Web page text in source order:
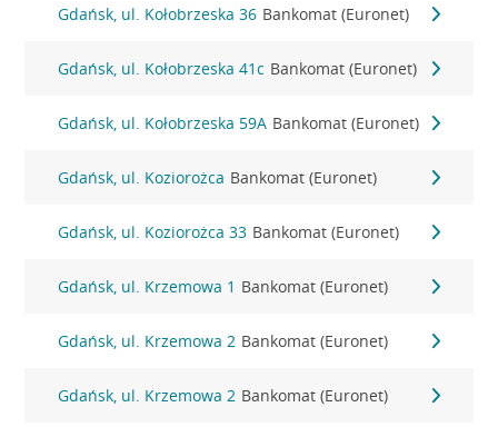
Gdańsk, ul. Kołobrzeska 36 Bankomat (Euronet)
Gdańsk, ul. Kołobrzeska 41c Bankomat (Euronet)
Gdańsk, ul. Kołobrzeska 59A Bankomat (Euronet)
Gdańsk, ul. Koziorożca Bankomat (Euronet)
Gdańsk, ul. Koziorożca 33 Bankomat (Euronet)
Gdańsk, ul. Krzemowa 1 Bankomat (Euronet)
Gdańsk, ul. Krzemowa 2 Bankomat (Euronet)
Gdańsk, ul. Krzemowa 2 Bankomat (Euronet)